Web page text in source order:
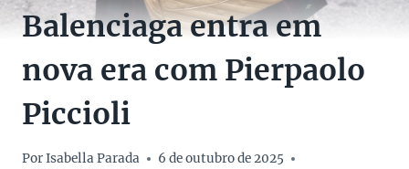
Balenciaga entra em
nova era com Pierpaolo
Piccioli
PorIsabella Parada
6 de outubro de 2025